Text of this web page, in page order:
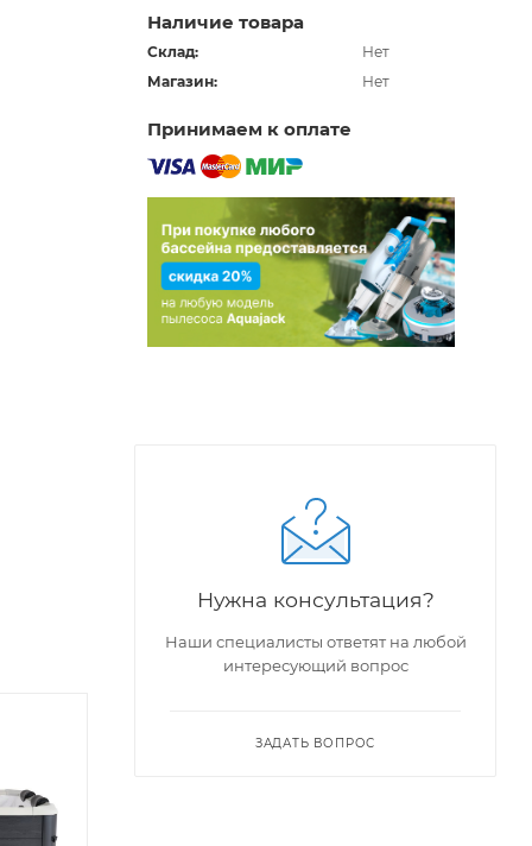
Наличие товара
Склад:
Нет
Магазин:
Нет
Принимаем к оплате
Нужна консультация?
Наши специалисты ответят на любой
интересующий вопрос
ЗАДАТЬ ВОПРОС